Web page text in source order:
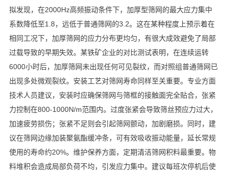
拟发现，在2000Hz高频振动条件下，加厚型筛网的最大应力集中
系数降低至1.8，远低于普通筛网的3.2。这在某种程度上预示着在
相同工况下，加厚筛网的应力分布更均匀，有很大成效避免了局部
过载导致的早期失效。某铁矿企业的对比测试表明，在连续运转
6000小时后，加厚筛网未出现任何可见裂纹，而对照组普通筛网已
出现多处微观裂纹。安装工艺对筛网寿命同样至关重要。专业方面
技术人员建议，安装时应确保筛网与筛框的接触面完全贴合，张紧
力控制在800-1000N/m范围内。过度张紧会导致筛丝预应力过大，
加速疲劳损伤；张紧不足则会引起筛网颤动，加剧磨损。同时，建
议在筛网边缘加装聚氨酯缓冲条，可有效吸收振动能量，延长常规
使用的寿命约20%。维护保养方面，定期清洁筛网积料最重要。物
料堆积会造成局部负荷不均，引发应力集中。建议每班次停机后使